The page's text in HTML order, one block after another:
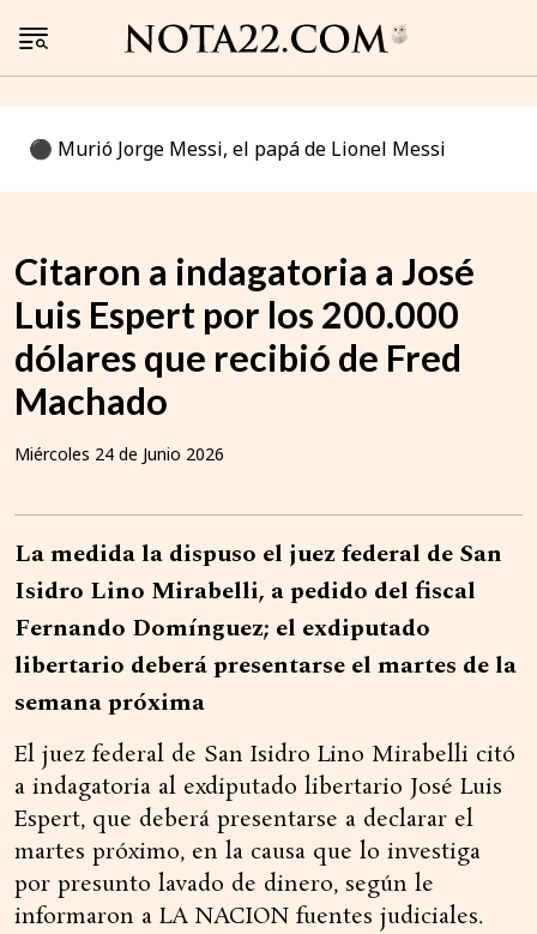
⚫️ Murió Jorge Messi, el papá de Lionel Messi
Citaron a indagatoria a José
Luis Espert por los 200.000
dólares que recibió de Fred
Machado
Miércoles 24 de Junio 2026
La medida la dispuso el juez federal de San
Isidro Lino Mirabelli, a pedido del fiscal
Fernando Domínguez; el exdiputado
libertario deberá presentarse el martes de la
semana próxima
El juez federal de San Isidro Lino Mirabelli citó
a indagatoria al exdiputado libertario José Luis
Espert, que deberá presentarse a declarar el
martes próximo, en la causa que lo investiga
por presunto lavado de dinero, según le
informaron a LA NACION fuentes judiciales.